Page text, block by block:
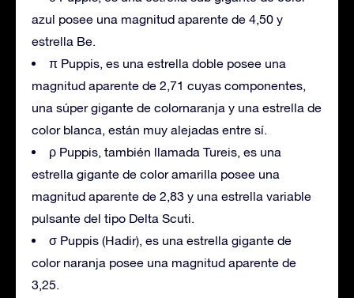
azul posee una magnitud aparente de 4,50 y
estrella Be.
π Puppis, es una estrella doble posee una
magnitud aparente de 2,71 cuyas componentes,
una súper gigante de colornaranja y una estrella de
color blanca, están muy alejadas entre sí.
ρ Puppis, también llamada Tureis, es una
estrella gigante de color amarilla posee una
magnitud aparente de 2,83 y una estrella variable
pulsante del tipo Delta Scuti.
σ Puppis (Hadir), es una estrella gigante de
color naranja posee una magnitud aparente de
3,25.